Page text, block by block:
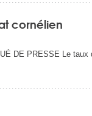
cornélien
DE PRESSE Le